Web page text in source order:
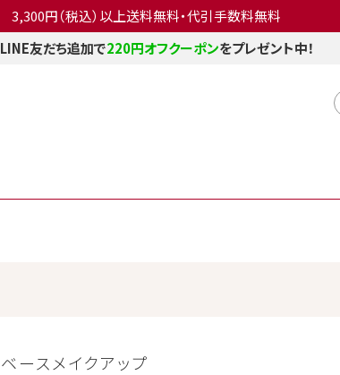
3,300円（税込）以上送料無料・代引手数料無料
LINE友だち追加で220円オフクーポンをプレゼント中！
ベースメイクアップ